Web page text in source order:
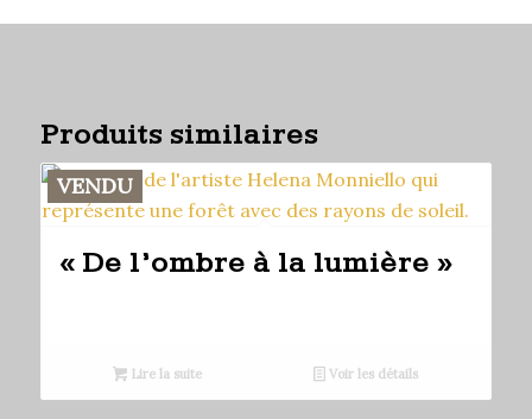
Produits similaires
VENDU
« De l’ombre à la lumière »
Lire la suite Voir les détails